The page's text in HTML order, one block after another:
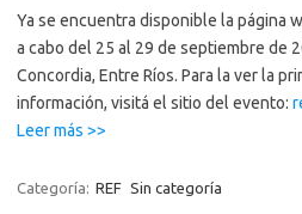
Ya se encuentra disponible la página
a cabo del 25 al 29 de septiembre de
Concordia, Entre Ríos. Para la ver la
información, visitá el sitio del evento:
Leer más >>
y
Categoría: REF Sin categoría